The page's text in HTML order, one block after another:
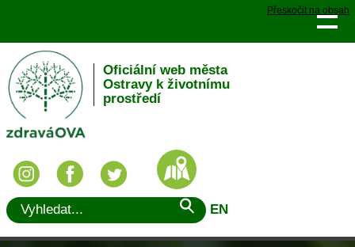
Přeskočit na obsah
Oficiální web města
Ostravy k životnímu
prostředí
EN